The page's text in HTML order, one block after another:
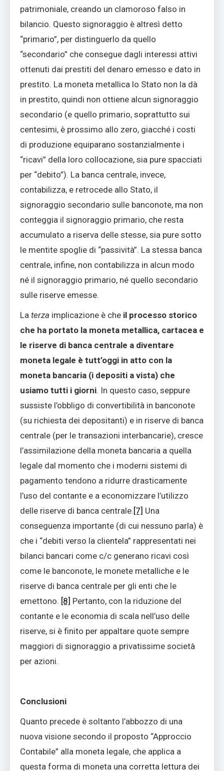
patrimoniale, creando un clamoroso falso in
bilancio. Questo signoraggio è altresì detto
“primario”, per distinguerlo da quello
“secondario” che consegue dagli interessi attivi
ottenuti dai prestiti del denaro emesso e dato in
prestito. La moneta metallica lo Stato non la dà
in prestito, quindi non ottiene alcun signoraggio
secondario (e quello primario, soprattutto sui
centesimi, è prossimo allo zero, giacché i costi
di produzione equiparano sostanzialmente i
“ricavi” della loro collocazione, sia pure spacciati
per “debito”). La banca centrale, invece,
contabilizza, e retrocede allo Stato, il
signoraggio secondario sulle banconote, ma non
conteggia il signoraggio primario, che resta
accumulato a riserva delle stesse, sia pure sotto
le mentite spoglie di “passività”. La stessa banca
centrale, infine, non contabilizza in alcun modo
né il signoraggio primario, né quello secondario
sulle riserve emesse.
La terza implicazione è che il processo storico
che ha portato la moneta metallica, cartacea e
le riserve di banca centrale a diventare
moneta legale è tutt’oggi in atto con la
moneta bancaria (i depositi a vista) che
usiamo tutti i giorni. In questo caso, seppure
sussiste l’obbligo di convertibilità in banconote
(su richiesta dei depositanti) e in riserve di banca
centrale (per le transazioni interbancarie), cresce
l’assimilazione della moneta bancaria a quella
legale dal momento che i moderni sistemi di
pagamento tendono a ridurre drasticamente
l’uso del contante e a economizzare l’utilizzo
delle riserve di banca centrale.[7] Una
conseguenza importante (di cui nessuno parla) è
che i “debiti verso la clientela” rappresentati nei
bilanci bancari come c/c generano ricavi così
come le banconote, le monete metalliche e le
riserve di banca centrale per gli enti che le
emettono. [8] Pertanto, con la riduzione del
contante e le economia di scala nell’uso delle
riserve, si è finito per appaltare quote sempre
maggiori di signoraggio a privatissime società
per azioni.
Conclusioni
Quanto precede è soltanto l’abbozzo di una
nuova visione secondo il proposto “Approccio
Contabile” alla moneta legale, che applica a
questa forma di moneta una corretta lettura dei